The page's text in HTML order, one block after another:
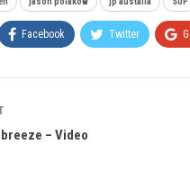
Facebook Twitter
– Video